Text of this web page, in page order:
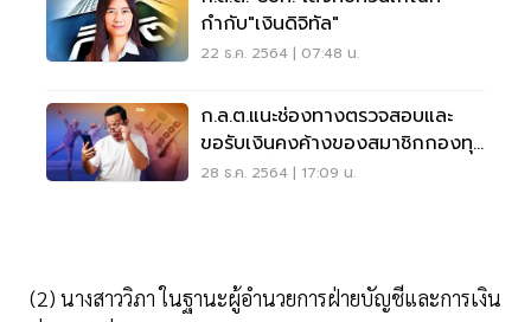
กำกับ"เงินดิจิทัล"
22 ธ.ค. 2564 | 07:48 น.
ก.ล.ต.แนะช่องทางตรวจสอบและ
ขอรับเงินคงค้างของสมาชิกกองทุน
สำรองเลี้ยงชีพ
28 ธ.ค. 2564 | 17:09 น.
(2) นางสาววิภา ในฐานะผู้อำนวยการฝ่ายบัญชีและการเงิน